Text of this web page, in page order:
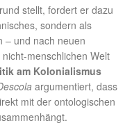
stellt, fordert er dazu
sondern als
– und nach neuen
menschlichen Welt
am Kolonialismus
argumentiert, dass
mit der ontologischen